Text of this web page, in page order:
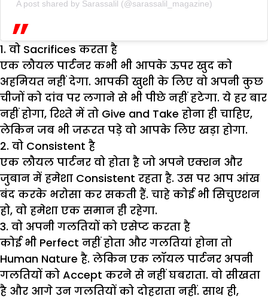
A post shared by Sarassalil (@sarassalil_magazine)
1. वो Sacrifices करता है
एक लौयल पार्टनर कभी भी आपके ऊपर खुद को
अहमियत नहीं देगा. आपकी खुशी के लिए वो अपनी कुछ
चीजों को दांव पर लगाने से भी पीछे नहीं हटेगा. ये हर बार
नहीं होगा, रिश्ते में तो Give and Take होना ही चाहिए,
लेकिन जब भी जरूरत पड़े वो आपके लिए खड़ा होगा.
2. वो Consistent है
एक लौयल पार्टनर वो होता है जो अपने एक्शन और
जुबान में हमेशा Consistent रहता है. उस पर आप आंख
बंद करके भरोसा कर सकती हैं. चाहे कोई भी सिचुएशन
हो, वो हमेशा एक समान ही रहेगा.
3. वो अपनी गलतियों को एसेप्ट करता है
कोई भी Perfect नहीं होता और गलतियां होना तो
Human Nature है. लेकिन एक लॉयल पार्टनर अपनी
गलतियों को Accept करने से नहीं घबराता. वो सीखता
है और आगे उन गलतियों को दोहराता नहीं. साथ ही,